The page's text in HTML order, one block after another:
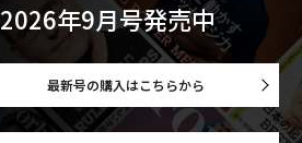
2026年9月号発売中
最新号の購入はこちらから